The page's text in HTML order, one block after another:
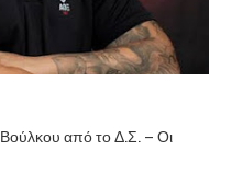
από το Δ.Σ. – Οι